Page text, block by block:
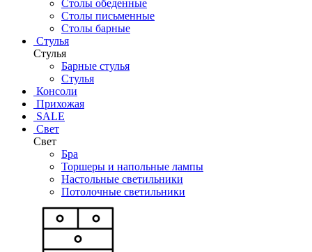
Столы обеденные
Столы письменные
Столы барные
Стулья
Стулья
Барные стулья
Стулья
Консоли
Прихожая
SALE
Свет
Свет
Бра
Торшеры и напольные лампы
Настольные светильники
Потолочные светильники